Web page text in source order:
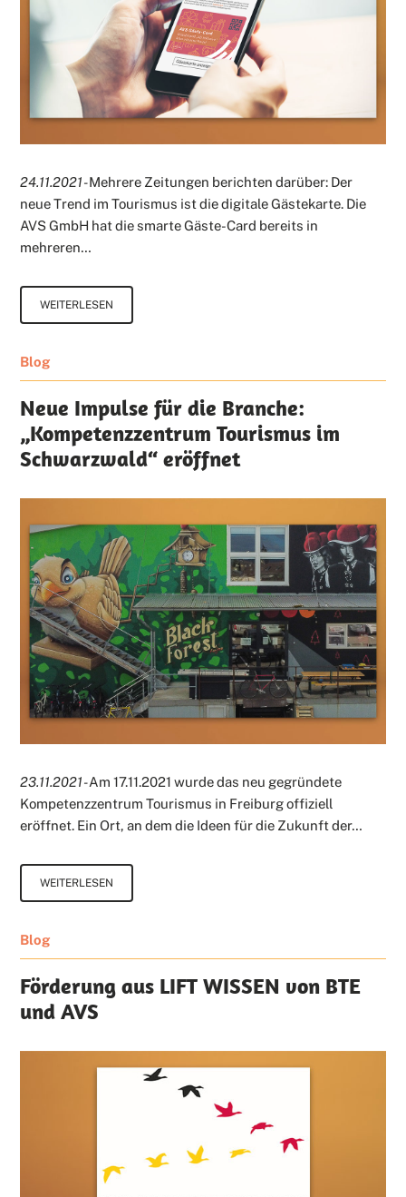
24.11.2021 -Mehrere Zeitungen berichten darüber: Der
neue Trend im Tourismus ist die digitale Gästekarte. Die
AVS GmbH hat die smarte Gäste-Card bereits in
mehreren…
WEITERLESEN
Blog
Neue Impulse für die Branche:
„Kompetenzzentrum Tourismus im
Schwarzwald“ eröffnet
23.11.2021 -Am 17.11.2021 wurde das neu gegründete
Kompetenzzentrum Tourismus in Freiburg offiziell
eröffnet. Ein Ort, an dem die Ideen für die Zukunft der…
WEITERLESEN
Blog
Förderung aus LIFT WISSEN von BTE
und AVS